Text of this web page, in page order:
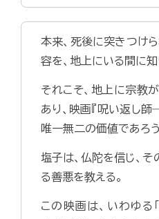
本来、死後に突きつけ
容を、地上にいる間に知
それこそ、地上に宗教
あり、映画『呪い返し
唯一無二の価値であろう
塩子は、仏陀を信じ、そ
る善悪を教える。
この映画は、いわゆる